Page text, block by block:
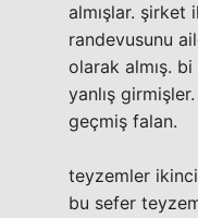
almışlar. şirket
randevusunu
olarak almış.
yanlış
geçmiş falan.
teyzemler
bu sefer